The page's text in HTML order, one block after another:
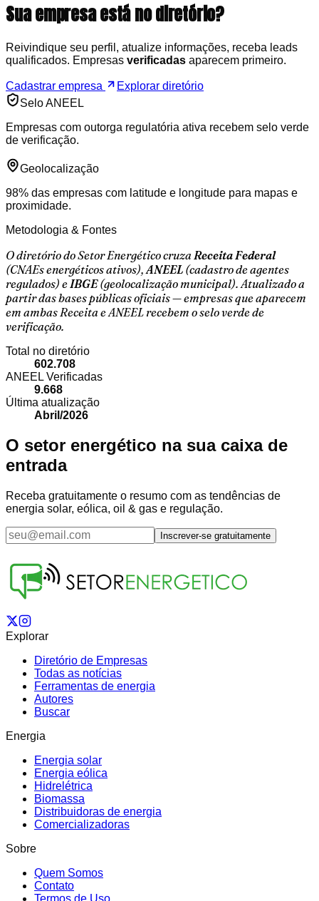
Sua empresa está nodiretório?
Reivindique seu perfil, atualize informações, receba leads
qualificados. Empresas verificadas aparecem primeiro.
Cadastrar empresa
Explorar diretório
Selo ANEEL
Empresas com outorga regulatória ativa recebem selo verde
de verificação.
Geolocalização
98% das empresas com latitude e longitude para mapas e
proximidade.
Metodologia & Fontes
O diretório doSetor Energéticocruza Receita Federal
(CNAEs energéticos ativos), ANEEL (cadastro de agentes
regulados) e IBGE(geolocalização municipal). Atualizado a
partir das bases públicas oficiais — empresas que aparecem
em ambas Receita e ANEEL recebem o selo verde de
verificação.
Total no diretório
602.708
ANEEL Verificadas
9.668
Última atualização
Abril/2026
O setor energético na sua caixa de
entrada
Receba gratuitamente o resumo com as tendências de
energia solar, eólica, oil & gas e regulação.
Inscrever-se gratuitamente
Explorar
Diretório de Empresas
Todas as notícias
Ferramentas de energia
Autores
Buscar
Energia
Energia solar
Energia eólica
Hidrelétrica
Biomassa
Distribuidoras de energia
Comercializadoras
Sobre
Quem Somos
Contato